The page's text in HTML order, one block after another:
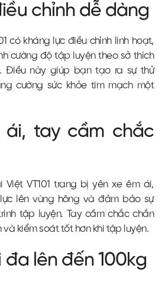
chỉnh dễ dàng
có kháng lực điều chỉnh linh hoạt,
cường độ tập luyện theo sở thích
Điều này giúp bạn tạo ra sự thử
cường sức khỏe tim mạch một
ái, tay cầm chắc
VT101 trang bị yên xe êm ái,
lên vùng hông và đảm bảo sự
tập luyện. Tay cầm chắc chắn
và kiểm soát tốt hơn khi tập luyện.
đa lên đến 100kg